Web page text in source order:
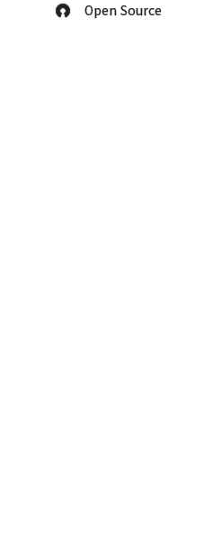
Open Source